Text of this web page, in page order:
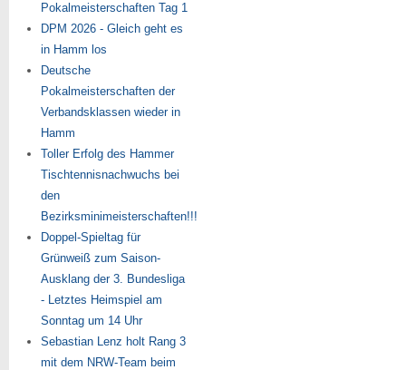
Pokalmeisterschaften Tag 1
DPM 2026 - Gleich geht es
in Hamm los
Deutsche
Pokalmeisterschaften der
Verbandsklassen wieder in
Hamm
Toller Erfolg des Hammer
Tischtennisnachwuchs bei
den
Bezirksminimeisterschaften!!!
Doppel-Spieltag für
Grünweiß zum Saison-
Ausklang der 3. Bundesliga
- Letztes Heimspiel am
Sonntag um 14 Uhr
Sebastian Lenz holt Rang 3
mit dem NRW-Team beim